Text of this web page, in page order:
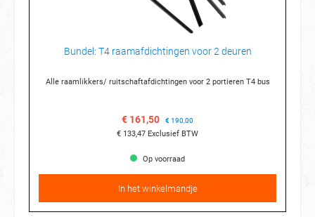
Bundel: T4 raamafdichtingen voor 2 deuren
Alle raamlikkers/ ruitschaftafdichtingen voor 2 portieren T4 bus
€ 161,50 € 190,00
€ 133,47 Exclusief BTW
Op voorraad
In het winkelmandje